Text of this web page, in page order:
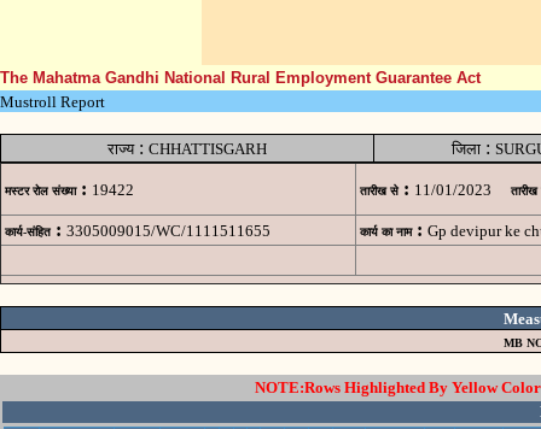
The Mahatma Gandhi National Rural Employment Guarantee Act
Mustroll Report
राज्य: CHHATTISGARH जिला:
मस्टर रोल संख्या : 19422 तारीख से : 11/01/2023 तारीख
कार्य-संहित : 3305009015/WC/1111511655 कार्य का नाम : Gp devipur ke
MB
NOTE:Rows Highlighted By Yellow